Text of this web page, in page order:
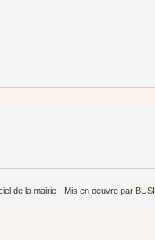
de la mairie - Mis en oeuvre par